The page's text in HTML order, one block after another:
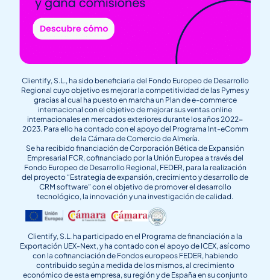
Clientify, S.L., ha sido beneficiaria del Fondo Europeo de Desarrollo
Regional cuyo objetivo es mejorar la competitividad de las Pymes y
gracias al cual ha puesto en marcha un Plan de e-commerce
internacional con el objetivo de mejorar sus ventas online
internacionales en mercados exteriores durante los años 2022-
2023. Para ello ha contado con el apoyo del Programa Int-eComm
de la Cámara de Comercio de Almería.
Se ha recibido financiación de Corporación Bética de Expansión
Empresarial FCR, cofinanciado por la Unión Europea a través del
Fondo Europeo de Desarrollo Regional, FEDER, para la realización
del proyecto “Estrategia de expansión, crecimiento y desarrollo de
CRM software” con el objetivo de promover el desarrollo
tecnológico, la innovación y una investigación de calidad.
Clientify, S.L. ha participado en el Programa de financiación a la
Exportación UEX-Next, y ha contado con el apoyo de ICEX, así como
con la cofinanciación de Fondos europeos FEDER, habiendo
contribuido según a medida de los mismos, al crecimiento
económico de esta empresa, su región y de España en su conjunto